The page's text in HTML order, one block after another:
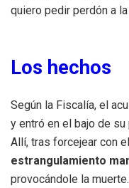
quiero pedir perdón a
Los hechos
Según la Fiscalía, el
y entró en el bajo de
Allí, tras forcejear con
estrangulamiento
provocándole la